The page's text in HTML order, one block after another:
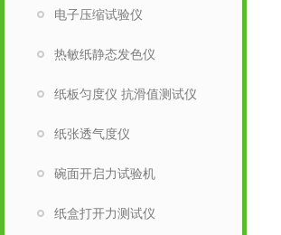
电子压缩试验仪
热敏纸静态发色仪
纸板匀度仪 抗滑值测试仪
纸张透气度仪
碗面开启力试验机
纸盒打开力测试仪